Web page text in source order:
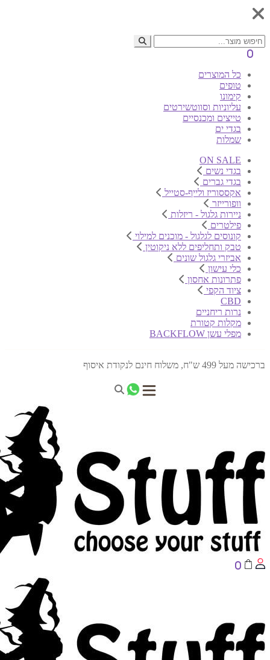
0
כל המוצרים
טופים
קימונו
עליוניות וסווטשירטים
טייצים ומכנסיים
בגדי ים
שמלות
ON SALE
בגדי נשים
בגדי גברים
אקססוריז ולייף-סטייל
וופורייזר
ניירות גלגול - ריזלות
פילטרים
קונוסים לגלגול - מוכנים למילוי
טבק ותחליפים ללא ניקוטין
אביזרי גלגול שונים
כלי עישון
פתרונות אחסון
ציוד הקפי
CBD
נרות ריחניים
מקלות קטורת
מפלי עשן BACKFLOW
ברכישה מעל 499 ש"ח, משלוח חינם לנקודת איסוף